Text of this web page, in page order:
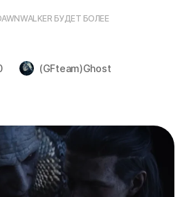
БУДЕТ БОЛЕЕ
(GFteam)Ghost